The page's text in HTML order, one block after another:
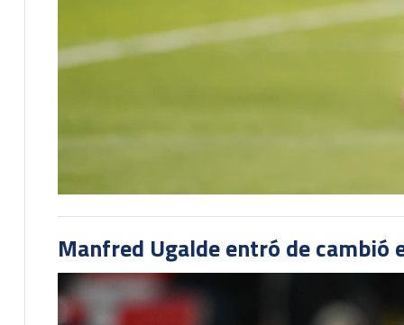
Manfred Ugalde entró de cambió